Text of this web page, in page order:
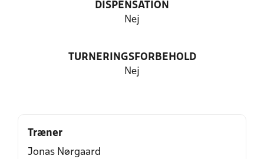
DISPENSATION
Nej
TURNERINGSFORBEHOLD
Nej
Træner
Jonas Nørgaard